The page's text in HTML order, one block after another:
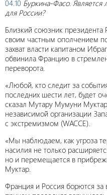
04.10 Буркина-Фасо. Является
для России?
Близкий союзник
своим частным ополчением
захват власти капитаном
обвинила Францию в
переворота.
«Любой, кто следит за
последних шести лет, будет
сказал Мутару Мумуни
независимой организации
с экстремизмом (WACCE).
«Мы наблюдаем, как угроза
насилия не только
но и перемещается в
Муктар.
Франция и Россия борются